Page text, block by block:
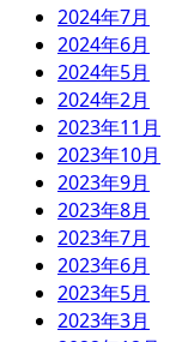
2024年7月
2024年6月
2024年5月
2024年2月
2023年11月
2023年10月
2023年9月
2023年8月
2023年7月
2023年6月
2023年5月
2023年3月